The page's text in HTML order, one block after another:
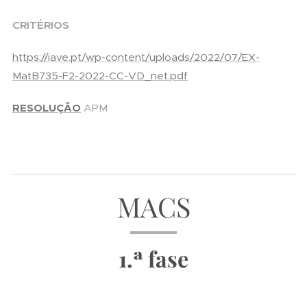
CRITÉRIOS
https://iave.pt/wp-content/uploads/2022/07/EX-
MatB735-F2-2022-CC-VD_net.pdf
RESOLUÇÃO APM
MACS
1.ª fase